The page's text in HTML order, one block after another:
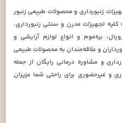
زنبورداری و محصولات طبیعی زنبور
تجهیزات مدرن و سنتی زنبورداری،
بره‌موم و انواع لوازم آرایشی و
و علاقه‌مندان به محصولات طبیعی
و مشاوره درمانی رایگان از جمله
و غیرحضوری برای راحتی شما عزیزان